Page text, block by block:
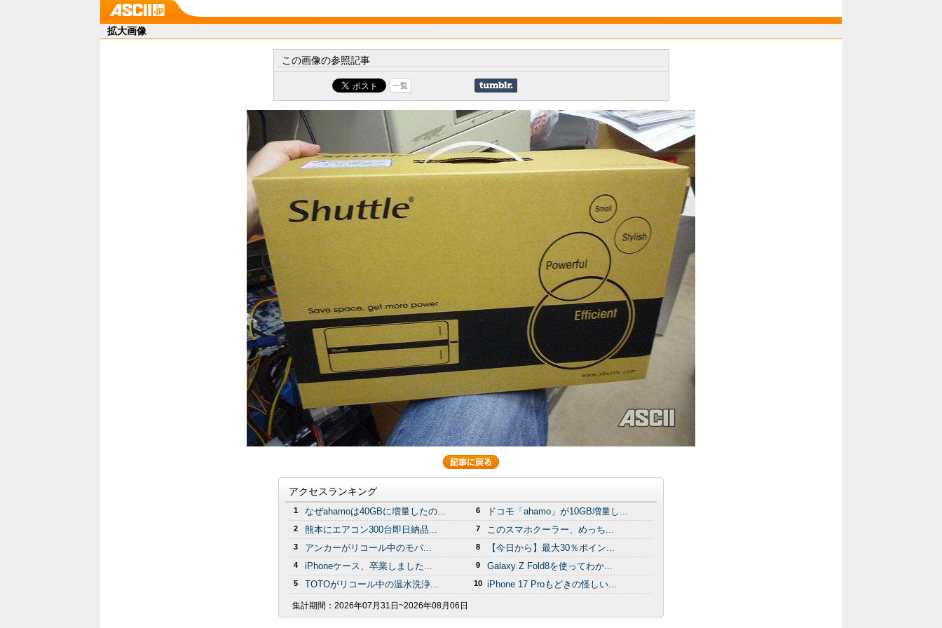
拡大画像
この画像の参照記事
一覧
アクセスランキング
1 なぜahamoは40GBに増量したの...
2 熊本にエアコン300台即日納品...
3 アンカーがリコール中のモバ...
4 iPhoneケース、卒業しました...
5 TOTOがリコール中の温水洗浄...
6 ドコモ「ahamo」が10GB増量し...
7 このスマホクーラー、めっち...
8 【今日から】最大30％ポイン...
9 Galaxy Z Fold8を使ってわか...
10 iPhone 17 Proもどきの怪しい...
集計期間： 2026年07月31日~2026年08月06日